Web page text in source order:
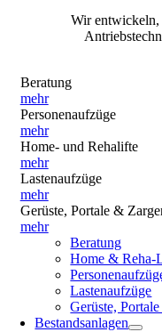
Wir entwickeln,
Beratung
mehr
Personenaufzüge
mehr
Home- und Rehalifte
mehr
Lastenaufzüge
mehr
Gerüste, Portale &
mehr
Beratung
Home & Reha-
Lastenaufzüge
Gerüste,
Bestandsanlagen